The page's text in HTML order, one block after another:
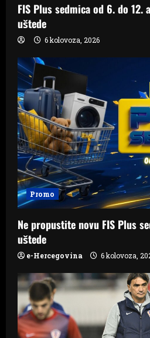
FIS Plus sedmica od 6. do 12.
uštede
6 kolovoza, 2026
Promo
Ne propustite novu FIS Plus
uštede
e-Hercegovina 6 kolovoza,